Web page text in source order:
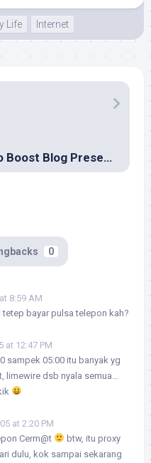
Life Internet
AOL Buys Weblogs to Boost Blog Presence
0
8:59 AM
bayar pulsa telepon kah?
at 12:47 PM
sampek 05:00 itu banyak yg
limewire dsb nyala semua…
at 2:20 PM
Cerm@t
btw, itu proxy
dulu, kok sampai sekarang